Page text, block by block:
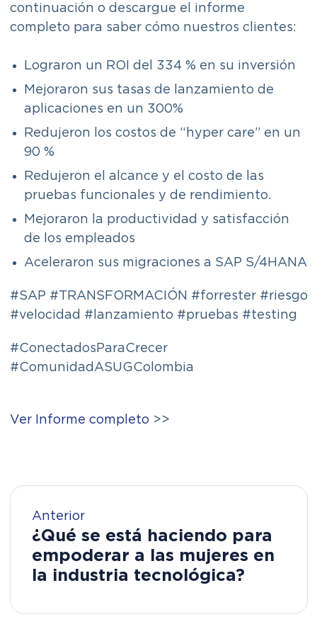
continuación o descargue el informe
completo para saber cómo nuestros clientes:
Lograron un ROI del 334 % en su inversión
Mejoraron sus tasas de lanzamiento de
aplicaciones en un 300%
Redujeron los costos de “hyper care” en un
90 %
Redujeron el alcance y el costo de las
pruebas funcionales y de rendimiento.
Mejoraron la productividad y satisfacción
de los empleados
Aceleraron sus migraciones a SAP S/4HANA
#SAP #TRANSFORMACIÓN #forrester #riesgo
#velocidad #lanzamiento #pruebas #testing
#ConectadosParaCrecer
#ComunidadASUGColombia
Ver Informe completo >>
Anterior
¿Qué se está haciendo para
empoderar a las mujeres en
la industria tecnológica?